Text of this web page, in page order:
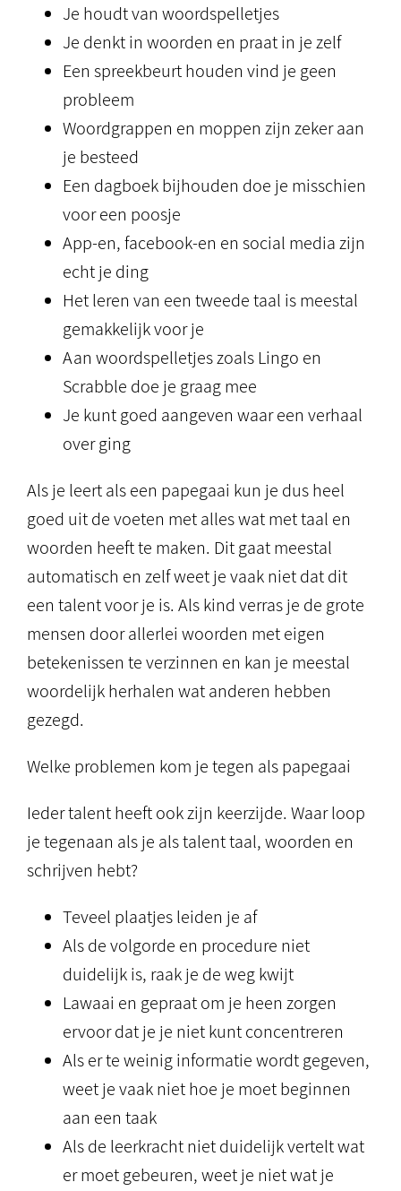
Je houdt van woordspelletjes
Je denkt in woorden en praat in je zelf
Een spreekbeurt houden vind je geen
probleem
Woordgrappen en moppen zijn zeker aan
je besteed
Een dagboek bijhouden doe je misschien
voor een poosje
App-en, facebook-en en social media zijn
echt je ding
Het leren van een tweede taal is meestal
gemakkelijk voor je
Aan woordspelletjes zoals Lingo en
Scrabble doe je graag mee
Je kunt goed aangeven waar een verhaal
over ging
Als je leert als een papegaai kun je dus heel
goed uit de voeten met alles wat met taal en
woorden heeft te maken. Dit gaat meestal
automatisch en zelf weet je vaak niet dat dit
een talent voor je is. Als kind verras je de grote
mensen door allerlei woorden met eigen
betekenissen te verzinnen en kan je meestal
woordelijk herhalen wat anderen hebben
gezegd.
Welke problemen kom je tegen als papegaai
Ieder talent heeft ook zijn keerzijde. Waar loop
je tegenaan als je als talent taal, woorden en
schrijven hebt?
Teveel plaatjes leiden je af
Als de volgorde en procedure niet
duidelijk is, raak je de weg kwijt
Lawaai en gepraat om je heen zorgen
ervoor dat je je niet kunt concentreren
Als er te weinig informatie wordt gegeven,
weet je vaak niet hoe je moet beginnen
aan een taak
Als de leerkracht niet duidelijk vertelt wat
er moet gebeuren, weet je niet wat je